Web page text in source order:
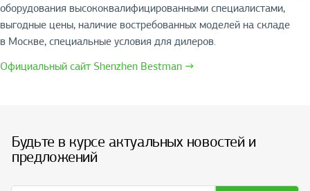
оборудования высококвалифицированными специалистами,
выгодные цены, наличие востребованных моделей на складе
в Москве, специальные условия для дилеров.
Официальный сайт Shenzhen Bestman →
Будьте в курсе актуальных новостей и
предложений